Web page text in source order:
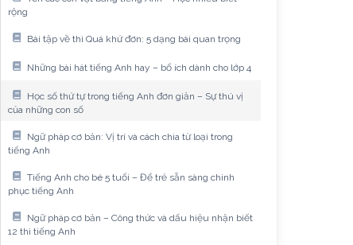
rộng
Bài tập về thì Quá khứ đơn: 5 dạng bài quan trọng
Những bài hát tiếng Anh hay – bổ ích dành cho lớp 4
Học số thứ tự trong tiếng Anh đơn giản – Sự thú vị
của những con số
Ngữ pháp cơ bản: Vị trí và cách chia từ loại trong
tiếng Anh
Tiếng Anh cho bé 5 tuổi – Để trẻ sẵn sàng chinh
phục tiếng Anh
Ngữ pháp cơ bản – Công thức và dấu hiệu nhận biết
12 thì tiếng Anh